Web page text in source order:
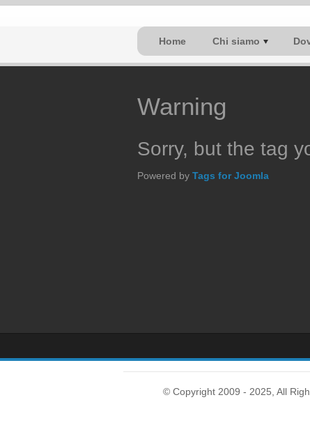
Home Chi siamo
Warning
Sorry, but the tag
Powered by Tags for Joomla
© Copyright 2009 - 2025, All